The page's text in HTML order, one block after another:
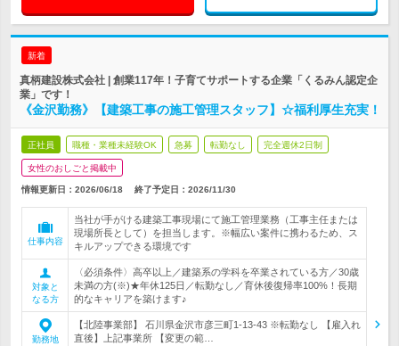
新着
真柄建設株式会社 | 創業117年！子育てサポートする企業「くるみん認定企
業」です！
《金沢勤務》【建築工事の施工管理スタッフ】☆福利厚生充実！
正社員 職種・業種未経験OK 急募 転勤なし 完全週休2日制
女性のおしごと掲載中
情報更新日：2026/06/18 終了予定日： 2026/11/30
仕事内容
当社が手がける建築工事現場にて施工管理業務（工事主任または
現場所長として）を担当します。※幅広い案件に携わるため、ス
キルアップできる環境です
対象と
なる方
〈必須条件〉高卒以上／建築系の学科を卒業されている方／30歳
未満の方(※)★年休125日／転勤なし／育休後復帰率100%！長期
的なキャリアを築けます♪
勤務地
【北陸事業部】 石川県金沢市彦三町1-13-43 ※転勤なし 【雇入れ
直後】上記事業所 【変更の範…